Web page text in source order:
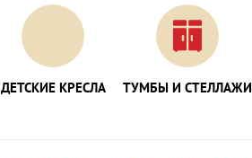
ДЕТСКИЕ КРЕСЛА ТУМБЫ И СТЕЛЛАЖИ